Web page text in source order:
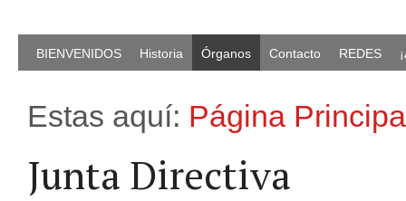
BIENVENIDOS Historia Órganos Contacto REDES
Estas aquí: Página
Junta Directiva